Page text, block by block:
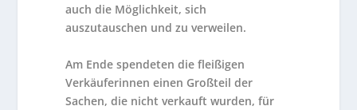
auch die Möglichkeit, sich
auszutauschen und zu verweilen.
Am Ende spendeten die fleißigen
Verkäuferinnen einen Großteil der
Sachen, die nicht verkauft wurden, für